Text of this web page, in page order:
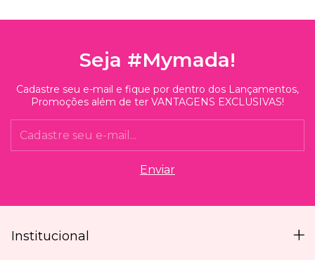
Seja #Mymada!
Cadastre seu e-mail e fique por dentro dos Lançamentos,
Promoções além de ter VANTAGENS EXCLUSIVAS!
Institucional